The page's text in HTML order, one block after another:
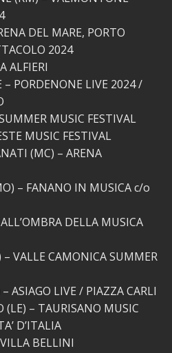
DEL MARE, PORTO
2024
ALFIERI
PORDENONE LIVE 2024 /
MUSIC FESTIVAL
MUSIC FESTIVAL
(MC) – ARENA
– FANANO IN MUSICA c/o
DELLA MUSICA
VALLE CAMONICA SUMMER
ASIAGO LIVE / PIAZZA CARLI
– TAURISANO MUSIC
D’ITALIA
BELLINI